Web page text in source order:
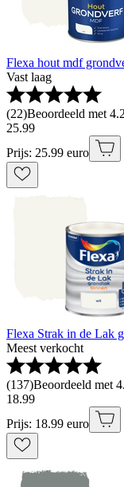
Flexa hout mdf
Vast laag
(22)Beoordeeld met
25.99
Prijs: 25.99 euro
Flexa Strak in de Lak
Meest verkocht
(137)Beoordeeld met
18.99
Prijs: 18.99 euro